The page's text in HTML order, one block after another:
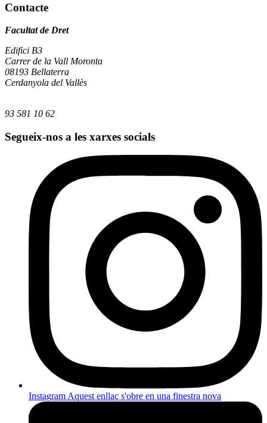
Contacte
Facultat de Dret
Edifici B3
Carrer de la Vall Moronta
08193 Bellaterra
Cerdanyola del Vallès
93 581 10 62
Segueix-nos a les xarxes socials
Instagram Aquest enllaç s'obre en una finestra nova